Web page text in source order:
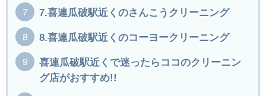
7.喜連瓜破駅近くのさんこうクリーニング
8.喜連瓜破駅近くのコーヨークリーニング
喜連瓜破駅近くで迷ったらココのクリーニン
グ店がおすすめ!!